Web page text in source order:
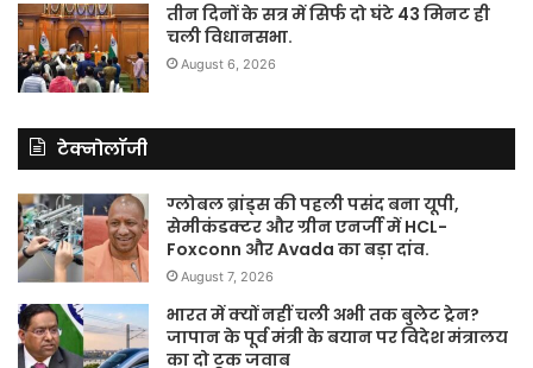
तीन दिनों के सत्र में सिर्फ दो घंटे 43 मिनट ही
चली विधानसभा.
August 6, 2026
टेक्नोलॉजी
ग्लोबल ब्रांड्स की पहली पसंद बना यूपी,
सेमीकंडक्टर और ग्रीन एनर्जी में HCL-
Foxconn और Avada का बड़ा दांव.
August 7, 2026
भारत में क्यों नहीं चली अभी तक बुलेट ट्रेन?
जापान के पूर्व मंत्री के बयान पर विदेश मंत्रालय
का दो टूक जवाब